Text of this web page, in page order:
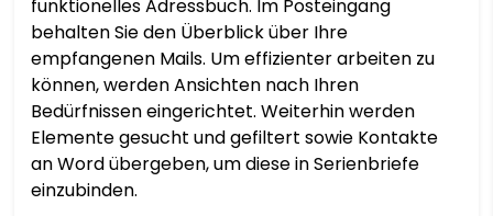
HRVATSKI
ČEŠTINA‎
DANSK
funktionelles Adressbuch. Im Posteingang
behalten Sie den Überblick über Ihre
empfangenen Mails. Um effizienter arbeiten zu
können, werden Ansichten nach Ihren
Bedürfnissen eingerichtet. Weiterhin werden
Elemente gesucht und gefiltert sowie Kontakte
an Word übergeben, um diese in Serienbriefe
einzubinden.